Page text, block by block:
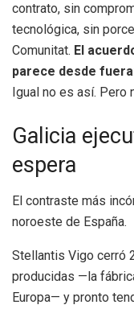
contrato, sin
tecnológica, sin
Comunitat. El
parece desde
Igual no es así. Pero
Galicia
espera
El contraste más
noroeste de España.
Stellantis Vigo cerró
producidas —la
Europa— y pronto